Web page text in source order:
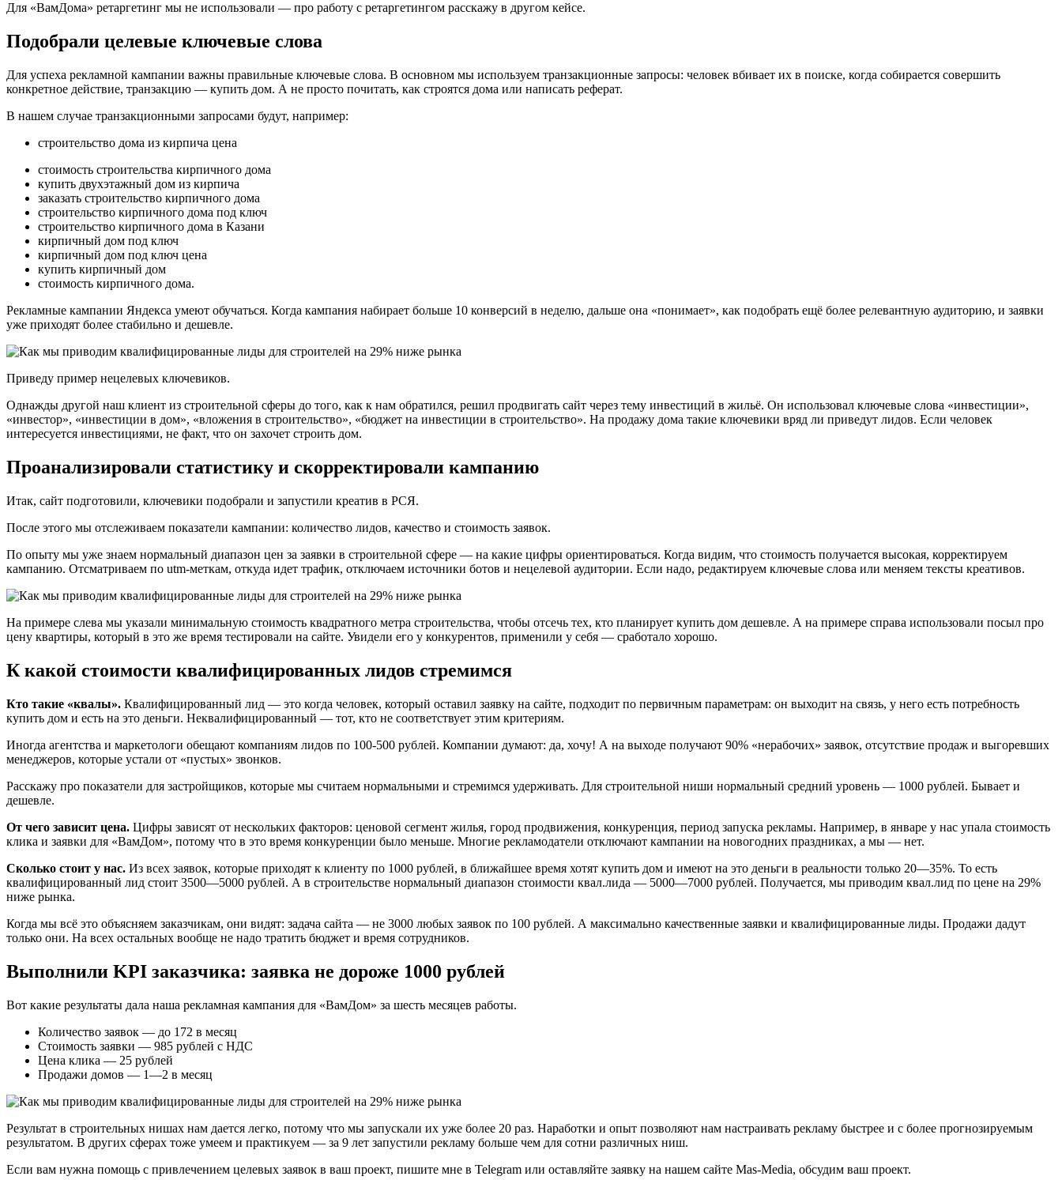
Для «ВамДома» ретаргетинг мы не использовали — про работу с ретаргетингом расскажу в другом кейсе.
Подобрали целевые ключевые слова
Для успеха рекламной кампании важны правильные ключевые слова. В основном мы используем транзакционные запросы: человек вбивает их в поиске, когда собирается совершить
конкретное действие, транзакцию — купить дом. А не просто почитать, как строятся дома или написать реферат.
В нашем случае транзакционными запросами будут, например:
строительство дома из кирпича цена
стоимость строительства кирпичного дома
купить двухэтажный дом из кирпича
заказать строительство кирпичного дома
строительство кирпичного дома под ключ
строительство кирпичного дома в Казани
кирпичный дом под ключ
кирпичный дом под ключ цена
купить кирпичный дом
стоимость кирпичного дома.
Рекламные кампании Яндекса умеют обучаться. Когда кампания набирает больше 10 конверсий в неделю, дальше она «понимает», как подобрать ещё более релевантную аудиторию, и заявки
уже приходят более стабильно и дешевле.
Приведу пример нецелевых ключевиков.
Однажды другой наш клиент из строительной сферы до того, как к нам обратился, решил продвигать сайт через тему инвестиций в жильё. Он использовал ключевые слова «инвестиции»,
«инвестор», «инвестиции в дом», «вложения в строительство», «бюджет на инвестиции в строительство». На продажу дома такие ключевики вряд ли приведут лидов. Если человек
интересуется инвестициями, не факт, что он захочет строить дом.
Проанализировали статистику и скорректировали кампанию
Итак, сайт подготовили, ключевики подобрали и запустили креатив в РСЯ.
После этого мы отслеживаем показатели кампании: количество лидов, качество и стоимость заявок.
По опыту мы уже знаем нормальный диапазон цен за заявки в строительной сфере — на какие цифры ориентироваться. Когда видим, что стоимость получается высокая, корректируем
кампанию. Отсматриваем по utm-меткам, откуда идет трафик, отключаем источники ботов и нецелевой аудитории. Если надо, редактируем ключевые слова или меняем тексты креативов.
На примере слева мы указали минимальную стоимость квадратного метра строительства, чтобы отсечь тех, кто планирует купить дом дешевле. А на примере справа использовали посыл про
цену квартиры, который в это же время тестировали на сайте. Увидели его у конкурентов, применили у себя — сработало хорошо.
К какой стоимости квалифицированных лидов стремимся
Кто такие «квалы». Квалифицированный лид — это когда человек, который оставил заявку на сайте, подходит по первичным параметрам: он выходит на связь, у него есть потребность
купить дом и есть на это деньги. Неквалифицированный — тот, кто не соответствует этим критериям.
Иногда агентства и маркетологи обещают компаниям лидов по 100-500 рублей. Компании думают: да, хочу! А на выходе получают 90% «нерабочих» заявок, отсутствие продаж и выгоревших
менеджеров, которые устали от «пустых» звонков.
Расскажу про показатели для застройщиков, которые мы считаем нормальными и стремимся удерживать. Для строительной ниши нормальный средний уровень — 1000 рублей. Бывает и
дешевле.
От чего зависит цена. Цифры зависят от нескольких факторов: ценовой сегмент жилья, город продвижения, конкуренция, период запуска рекламы. Например, в январе у нас упала стоимость
клика и заявки для «ВамДом», потому что в это время конкуренции было меньше. Многие рекламодатели отключают кампании на новогодних праздниках, а мы — нет.
Сколько стоит у нас. Из всех заявок, которые приходят к клиенту по 1000 рублей, в ближайшее время хотят купить дом и имеют на это деньги в реальности только 20—35%. То есть
квалифицированный лид стоит 3500—5000 рублей. А в строительстве нормальный диапазон стоимости квал.лида — 5000—7000 рублей. Получается, мы приводим квал.лид по цене на 29%
ниже рынка.
Когда мы всё это объясняем заказчикам, они видят: задача сайта — не 3000 любых заявок по 100 рублей. А максимально качественные заявки и квалифицированные лиды. Продажи дадут
только они. На всех остальных вообще не надо тратить бюджет и время сотрудников.
Выполнили KPI заказчика: заявка не дороже 1000 рублей
Вот какие результаты дала наша рекламная кампания для «ВамДом» за шесть месяцев работы.
Количество заявок — до 172 в месяц
Стоимость заявки — 985 рублей с НДС
Цена клика — 25 рублей
Продажи домов — 1—2 в месяц
Результат в строительных нишах нам дается легко, потому что мы запускали их уже более 20 раз. Наработки и опыт позволяют нам настраивать рекламу быстрее и с более прогнозируемым
результатом. В других сферах тоже умеем и практикуем — за 9 лет запустили рекламу больше чем для сотни различных ниш.
Если вам нужна помощь с привлечением целевых заявок в ваш проект, пишите мне в Telegram или оставляйте заявку на нашем сайте Mas-Media, обсудим ваш проект.